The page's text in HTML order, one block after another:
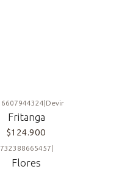
|Devir
Fritanga
$124.900
732388665457
Flores